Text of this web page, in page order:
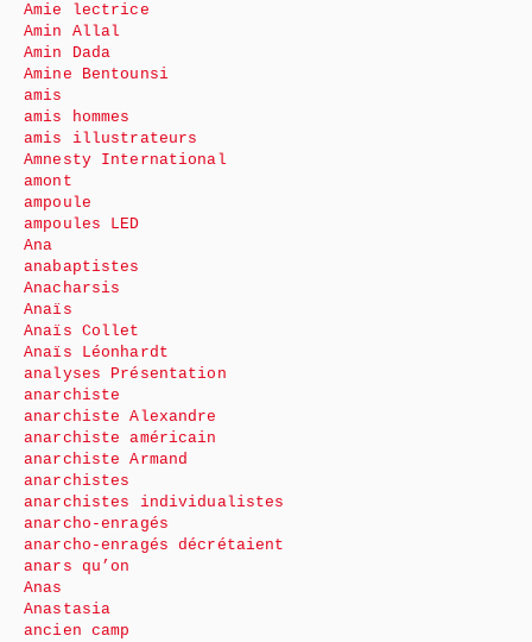
Amie lectrice
Amin Allal
Amin Dada
Amine Bentounsi
amis
amis hommes
amis illustrateurs
Amnesty International
amont
ampoule
ampoules LED
Ana
anabaptistes
Anacharsis
Anaïs
Anaïs Collet
Anaïs Léonhardt
analyses Présentation
anarchiste
anarchiste Alexandre
anarchiste américain
anarchiste Armand
anarchistes
anarchistes individualistes
anarcho-enragés
anarcho-enragés décrétaient
anars qu’on
Anas
Anastasia
ancien camp